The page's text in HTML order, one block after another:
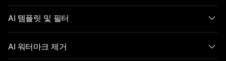
AI 템플릿 및 필터
AI 워터마크 제거